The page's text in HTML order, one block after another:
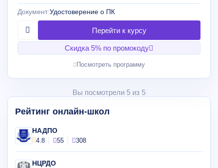
Документ:Удостоверение о ПК
Скидка 5% по промокоду
Посмотреть программу
Вы посмотрели 5 из 5
Рейтинг онлайн-школ
НАДПО
4.8 55 308
НЦРДО